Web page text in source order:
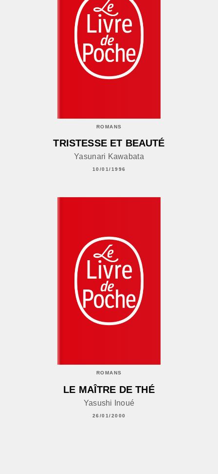
ROMANS
TRISTESSE ET BEAUTÉ
Yasunari Kawabata
10/01/1996
ROMANS
LE MAÎTRE DE THÉ
Yasushi Inoué
26/01/2000